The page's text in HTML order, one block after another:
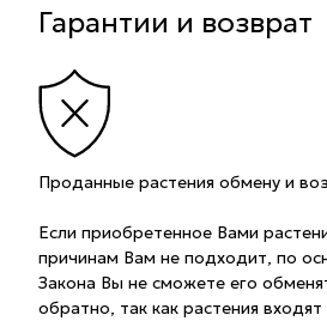
Гарантии и возврат
Проданные растения обмену и
Если приобретенное Вами
причинам Вам не подходит, по
Закона Вы не сможете его
обратно, так как растения